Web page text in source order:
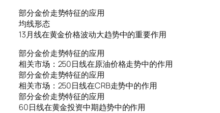
部分金价走势特征的应用
均线形态
13月线在黄金价格波动大趋势中的重要作用
部分金价走势特征的应用
相关市场：250日线在原油价格走势中的作用
部分金价走势特征的应用
相关市场：250日线在CRB走势中的作用
部分金价走势特征的应用
60日线在黄金投资中期趋势中的作用